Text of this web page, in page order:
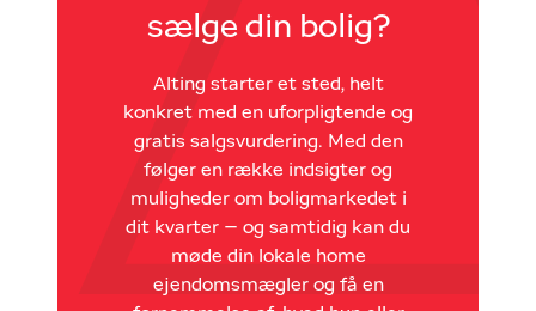
sælge din bolig?
Alting starter et sted, helt
konkret med en uforpligtende og
gratis salgsvurdering. Med den
følger en række indsigter og
muligheder om boligmarkedet i
dit kvarter – og samtidig kan du
møde din lokale home
ejendomsmægler og få en